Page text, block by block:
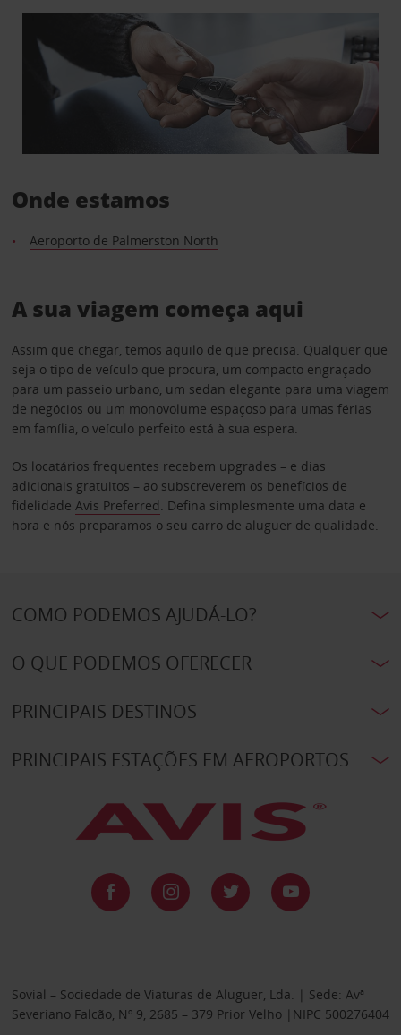
Onde estamos
Aeroporto de Palmerston North
A sua viagem começa aqui
Assim que chegar, temos aquilo de que precisa. Qualquer que
seja o tipo de veículo que procura, um compacto engraçado
para um passeio urbano, um sedan elegante para uma viagem
de negócios ou um monovolume espaçoso para umas férias
em família, o veículo perfeito está à sua espera.
Os locatários frequentes recebem upgrades – e dias
adicionais gratuitos – ao subscreverem os benefícios de
fidelidade Avis Preferred. Defina simplesmente uma data e
hora e nós preparamos o seu carro de aluguer de qualidade.
COMO PODEMOS AJUDÁ-LO?
O QUE PODEMOS OFERECER
PRINCIPAIS DESTINOS
PRINCIPAIS ESTAÇÕES EM AEROPORTOS
Sovial – Sociedade de Viaturas de Aluguer, Lda. | Sede: Avª
Severiano Falcão, Nº 9, 2685 – 379 Prior Velho |NIPC 500276404